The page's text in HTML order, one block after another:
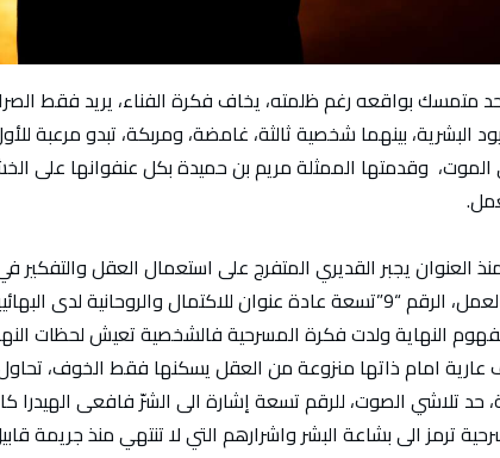
متمسك بواقعه رغم ظلمته، يخاف فكرة الفناء، يريد فقط
البشرية، بينهما شخصية ثالثة، غامضة، ومربكة، تبدو مرعبة
الموت، وقدمتها الممثلة مريم بن حميدة بكل عنفوانها على
يجبر القديري المتفرج على استعمال العقل والتفكير في
فهو العتبة الأولى لقراءة العمل، الرقم “9”تسعة عادة عنوان للاكتمال والروحانية
النهاية ولدت فكرة المسرحية فالشخصية تعيش لحظات
عارية امام ذاتها منزوعة من العقل يسكنها فقط الخوف،
حد تلاشي الصوت، للرقم تسعة إشارة الى الشرّ فافعى الهيدرا
ترمز الى بشاعة البشر واشرارهم التي لا تنتهي منذ جريمة